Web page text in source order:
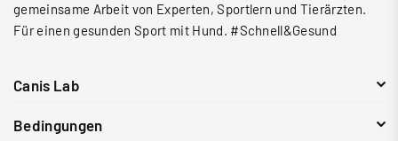
gemeinsame Arbeit von Experten, Sportlern und Tierärzten.
Für einen gesunden Sport mit Hund. #Schnell&Gesund
Canis Lab
Bedingungen